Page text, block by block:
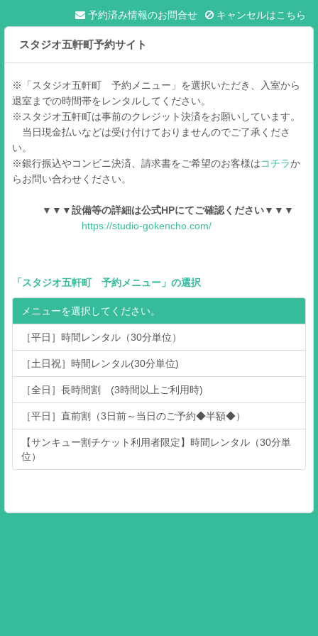
予約済み情報のお問合せ キャンセルはこちら
スタジオ五軒町予約サイト
※「スタジオ五軒町 予約メニュー」を選択いただき、入室から
退室までの時間帯をレンタルしてください。
※スタジオ五軒町は事前のクレジット決済をお願いしています。
当日現金払いなどは受け付けておりませんのでご了承くださ
い。
※銀行振込やコンビニ決済、請求書をご希望のお客様はコチラか
らお問い合わせください。
▼▼▼設備等の詳細は公式HPにてご確認ください▼▼▼
https://studio-gokencho.com/
「スタジオ五軒町 予約メニュー 」の選択
メニューを選択してください。
［平日］時間レンタル（30分単位）
［土日祝］時間レンタル(30分単位)
［全日］長時間割 (3時間以上ご利用時)
［平日］直前割（3日前～当日のご予約◆半額◆）
【サンキュー割チケット利用者限定】時間レンタル（30分単
位）